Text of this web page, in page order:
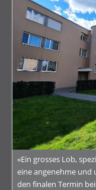
«Ein grosses Lob,
eine angenehme und
den finalen Termin